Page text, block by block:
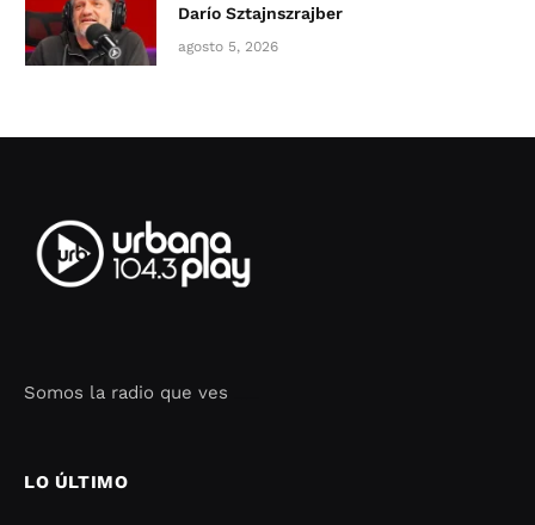
Darío Sztajnszrajber
agosto 5, 2026
Somos la radio que ves
LO ÚLTIMO